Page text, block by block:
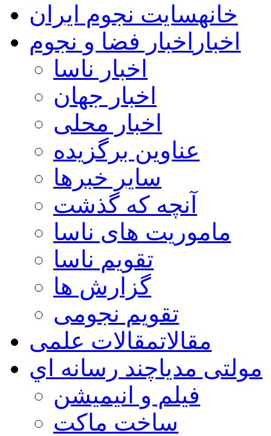
خانهسایت نجوم ایران
اخبار اخبار فضا و نجوم
اخبار ناسا
اخبار جهان
اخبار محلی
عناوین برگزیده
سایر خبرها
آنچه که گذشت
ماموریت های ناسا
تقویم ناسا
گزارش ها
تقویم نجومی
مقالاتمقالات علمی
مولتی مدیاچند رسانه اي
فیلم و انیمیشن
ساخت ماکت